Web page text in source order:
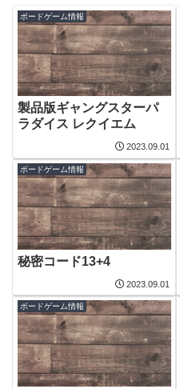
ボードゲーム情報
製品版ギャングスターパ
ラダイス レクイエム
2023.09.01
ボードゲーム情報
秘密コード13+4
2023.09.01
ボードゲーム情報